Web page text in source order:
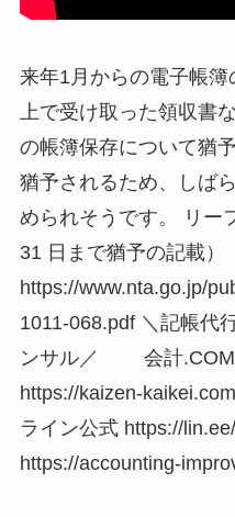
来年1月からの電子帳
上で受け取った領収書
の帳簿保存について猶
猶予されるため、しば
められそうです。 リー
31 日まで猶予の記載）
https://www.nta.go.jp/
1011-068.pdf ＼記帳代
ンサル／ 会計.COM(
https://kaizen-
ライン公式 https://
https://accounting-